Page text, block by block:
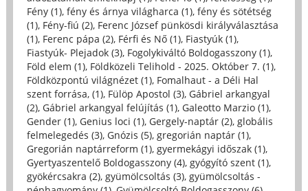
Fény (1), fény és árnya világharca (1), fény és sötétség
(1), Fény-fiú (2), Ferenc József pünkösdi királyválasztása
(1), Ferenc pápa (2), Férfi és Nő (1), Fiastyúk (1),
Fiastyúk- Plejadok (3), Fogolykiváltó Boldogasszony (1),
Föld elem (1), Földközeli Telihold - 2025. Október 7. (1),
Földközpontú világnézet (1), Fomalhaut - a Déli Hal
szent forrása, (1), Fülöp Apostol (3), Gábriel arkangyal
(2), Gábriel arkangyal felújítás (1), Galeotto Marzio (1),
Gender (1), Genius loci (1), Gergely-naptár (2), globális
felmelegedés (3), Gnózis (5), gregorián naptár (1),
Gregorián naptárreform (1), gyermekágyi időszak (1),
Gyertyaszentelő Boldogasszony (4), gyógyító szent (1),
gyökércsakra (2), gyümölcsoltás (3), gyümölcsoltás -